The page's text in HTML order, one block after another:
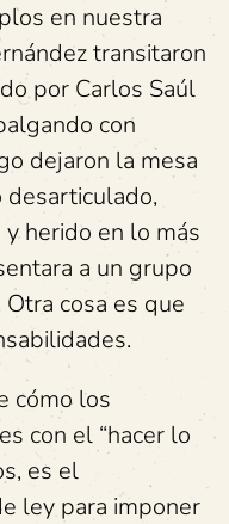
en nuestra
transitaron
por Carlos Saúl
con
dejaron la mesa
herido en lo más
a un grupo
cosa es que
cómo los
con el “hacer lo
es el
ley para imponer